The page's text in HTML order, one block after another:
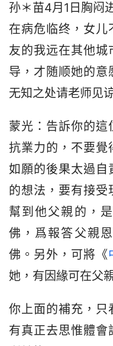
孙＊苗4月1日胸闷
在病危临终，女儿
友的我远在其他城
导，才随顺她的意
无知之处请老师见
蒙光：告訴你的這
抗業力的，不要覺
如願的後果太過自
的想法，要有接受
幫到他父親的，
佛，爲報答父親
佛。另外，可將《
她，有因緣可在父
你上面的補充，只
有真正去思惟體會